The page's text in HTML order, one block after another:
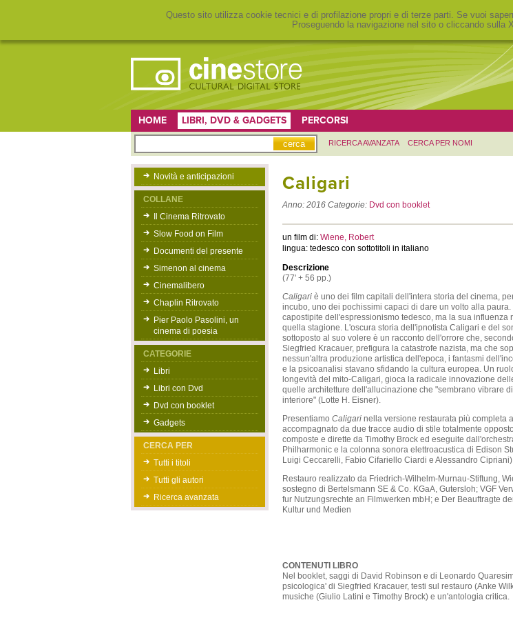
Questo sito utilizza cookie tecnici e di profilazione propri e di terze parti. Se vuoi
Proseguendo la navigazione nel sito o cliccando sulla
HOME LIBRI, DVD & GADGETS PERCORSI
RICERCA AVANZATA CERCA PER NOMI
Novità e anticipazioni
COLLANE
Il Cinema Ritrovato
Slow Food on Film
Documenti del presente
Simenon al cinema
Cinemalibero
Chaplin Ritrovato
Pier Paolo Pasolini, un
cinema di poesia
CATEGORIE
Libri
Libri con Dvd
Dvd con booklet
Gadgets
CERCA PER
Tutti i titoli
Tutti gli autori
Ricerca avanzata
Caligari
Anno:2016 Categorie: Dvd con booklet
un film di: Wiene, Robert
lingua: tedesco con sottotitoli in italiano
Descrizione
(77' + 56 pp.)
Caligariè uno dei film capitali dell'intera storia del cinema,
incubo, uno dei pochissimi capaci di dare un volto alla paura.
capostipite dell'espressionismo tedesco, ma la sua influenza
quella stagione. L'oscura storia dell'ipnotista Caligari e del
sottoposto al suo volere è un racconto dell'orrore che,
Siegfried Kracauer, prefigura la catastrofe nazista, ma che
nessun'altra produzione artistica dell'epoca, i fantasmi
e la psicoanalisi stavano sfidando la cultura europea. Un
longevità del mito-Caligari, gioca la radicale innovazione
quelle architetture dell'allucinazione che "sembrano vibrare
interiore" (Lotte H. Eisner).
Presentiamo Caligarinella versione restaurata più completa
accompagnato da due tracce audio di stile totalmente
composte e dirette da Timothy Brock ed eseguite
Philharmonic e la colonna sonora elettroacustica di Edison
Luigi Ceccarelli, Fabio Cifariello Ciardi e Alessandro
Restauro realizzato da Friedrich-Wilhelm-Murnau-Stiftung,
sostegno di Bertelsmann SE & Co. KGaA, Gutersloh; VGF
fur Nutzungsrechte an Filmwerken mbH; e Der Beauftragte
Kultur und Medien
CONTENUTI LIBRO
Nel booklet, saggi di David Robinson e di Leonardo
psicologica' di Siegfried Kracauer, testi sul restauro (Anke
musiche (Giulio Latini e Timothy Brock) e un'antologia critica.